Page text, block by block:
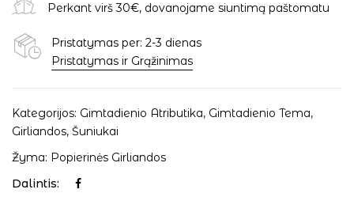
Perkant virš 30€, dovanojame siuntimą paštomatu
Pristatymas per: 2-3 dienas
Pristatymas ir Grąžinimas
Kategorijos: Gimtadienio Atributika, Gimtadienio Tema,
Girliandos, Šuniukai
Žyma: Popierinės Girliandos
Dalintis: